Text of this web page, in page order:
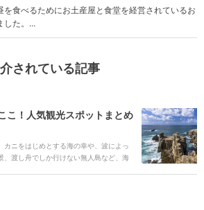
を食べるためにお土産屋と食堂を経営されているお
した。...
されている記事
こ！人気観光スポットまとめ
カニをはじめとする海の幸や、波によっ
、渡し舟でしか行けない無人島など、海
いるんです。今回は、福井県の定番ス